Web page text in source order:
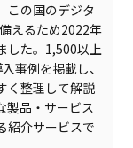
この国のデジタ
えるため2022年
した。1,500以上
事例を掲載し、
く整理して解説
製品・サービス
紹介サービスで